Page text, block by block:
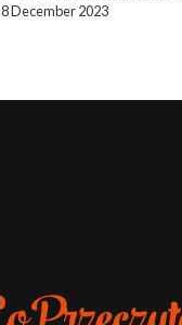
8 December 2023